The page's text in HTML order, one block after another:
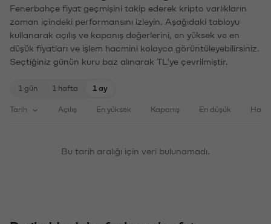
Fenerbahçe fiyat geçmişini takip ederek kripto varlıkların
zaman içindeki performansını izleyin. Aşağıdaki tabloyu
kullanarak açılış ve kapanış değerlerini, en yüksek ve en
düşük fiyatları ve işlem hacmini kolayca görüntüleyebilirsiniz.
Seçtiğiniz günün kuru baz alınarak TL'ye çevrilmiştir.
1 gün 1 hafta 1 ay
Tarih Açılış En yüksek Kapanış En düşük
Bu tarih aralığı için veri bulunamadı.